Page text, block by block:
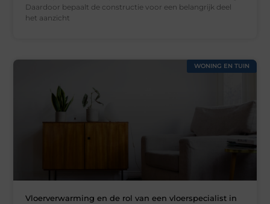
Daardoor bepaalt de constructie voor een belangrijk deel
het aanzicht
WONING EN TUIN
Vloerverwarming en de rol van een vloerspecialist in